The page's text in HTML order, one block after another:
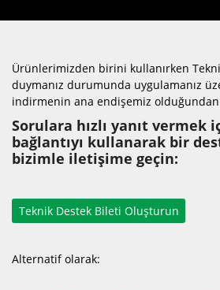
Ürünlerimizden birini kullanırken
duymanız durumunda uygulamanız
indirmenin ana endişemiz
Sorulara hızlı yanıt vermek
bağlantıyı kullanarak bir
bizimle iletişime geçin:
Alternatif olarak: